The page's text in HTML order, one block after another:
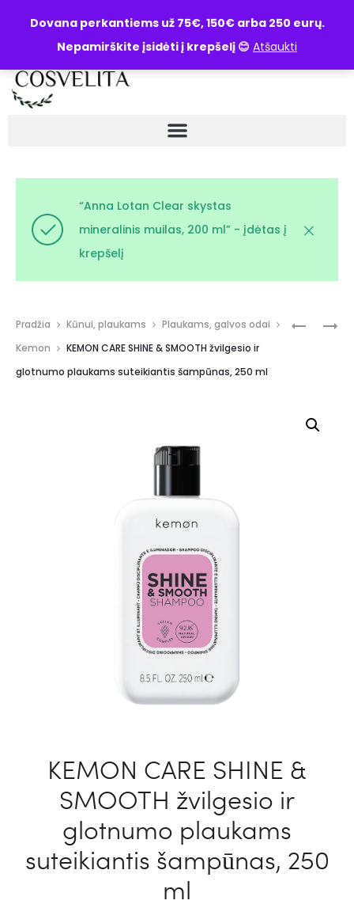
Dovana perkantiems už 75€, 150€ arba 250 eurų.
Nepamirškite įsidėti į krepšelį 😊 Atšaukti
UŽKLAUSA
“Anna Lotan Clear skystas
mineralinis muilas, 200 ml” - įdėtas į
krepšelį
Pradžia Kūnui, plaukams
Plaukams, galvos odai
Kemon
KEMON CARE SHINE & SMOOTH žvilgesio ir
glotnumo plaukams suteikiantis šampūnas, 250 ml
KEMON CARE SHINE &
SMOOTH žvilgesio ir
glotnumo plaukams
suteikiantis šampūnas, 250
ml